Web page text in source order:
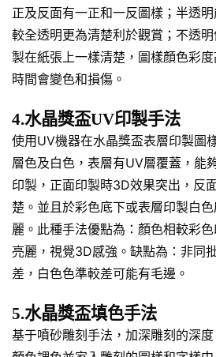
正及反面有一正和一反圖樣；半透
較全透明更為清楚利於觀賞；不透
製在紙張上一樣清楚，圖樣顏色彩
時間會變色和損傷。
4.水晶獎盃UV印製手法
使用UV機器在水晶獎盃表層印製圖
層色及白色，表層有UV層覆蓋，能
印製，正面印製時3D效果突出，反
楚。並且於彩色底下或表層印製白
麗。此種手法優點為：顏色相較彩
亮麗，視覺3D感強。缺點為：非同
差，白色色準較差可能有毛邊。
5.水晶獎盃填色手法
基于噴砂雕刻手法，加深雕刻的深